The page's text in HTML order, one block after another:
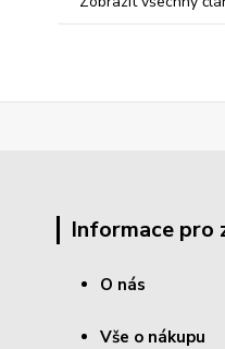
Informace pro
O nás
Vše o nákupu